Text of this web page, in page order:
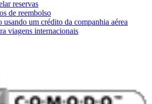
reservas
de reembolso
usando um crédito da companhia aérea
viagens internacionais